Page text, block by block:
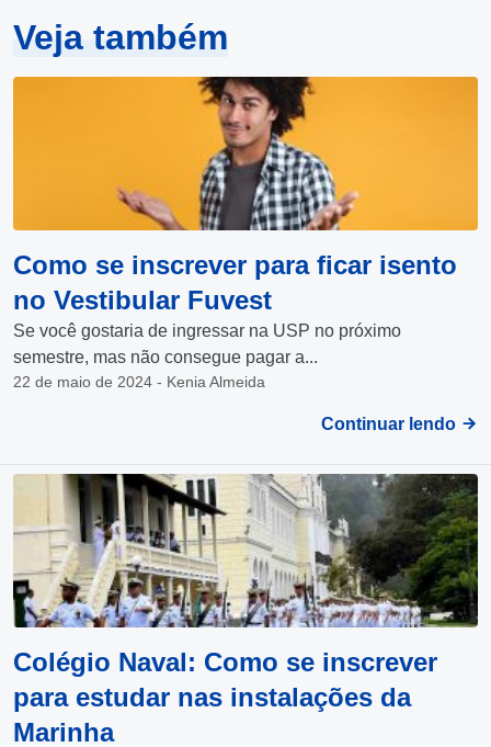
Veja também
Como se inscrever para ficar isento
no Vestibular Fuvest
Se você gostaria de ingressar na USP no próximo
semestre, mas não consegue pagar a...
22 de maio de 2024 - Kenia Almeida
Continuar lendo
Colégio Naval: Como se inscrever
para estudar nas instalações da
Marinha